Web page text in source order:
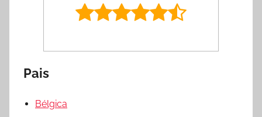
Pais
Bélgica